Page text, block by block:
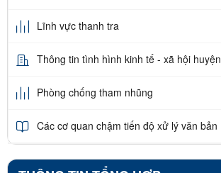
Lĩnh vực thanh tra
Thông tin tình hình kinh tế - xã hội huyện
Phòng chống tham nhũng
Các cơ quan chậm tiến độ xử lý văn bản